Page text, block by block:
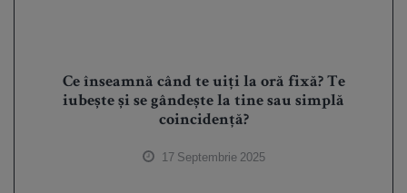
Ce înseamnă când te uiți la oră fixă? Te
iubește și se gândește la tine sau simplă
coincidență?
17 Septembrie 2025